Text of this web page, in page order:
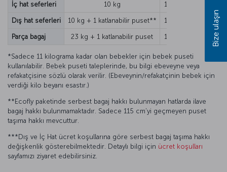
İç hat seferleri 10 kg 1 adet/8 kg
Dış hat seferleri 10 kg + 1 katlanabilir puset** 1 adet/8 kg
Parça bagaj 23 kg + 1 katlanabilir puset 1 adet/8 kg
*Sadece 11 kilograma kadar olan bebekler için bebek puseti
kullanılabilir. Bebek puseti taleplerinde, bu bilgi ebeveyne veya
refakatçisine sözlü olarak verilir. (Ebeveynin/refakatçinin bebek için
verdiği kilo beyanı esastır.)
**Ecofly paketinde serbest bagaj hakkı bulunmayan hatlarda ilave
bagaj hakkı bulunmamaktadır. Sadece 115 cm’yi geçmeyen puset
taşıma hakkı mevcuttur.
***Dış ve İç Hat ücret koşullarına göre serbest bagaj taşıma hakkı
değişkenlik gösterebilmektedir. Detaylı bilgi için ücret koşulları
sayfamızı ziyaret edebilirsiniz.
Bize ulaşın